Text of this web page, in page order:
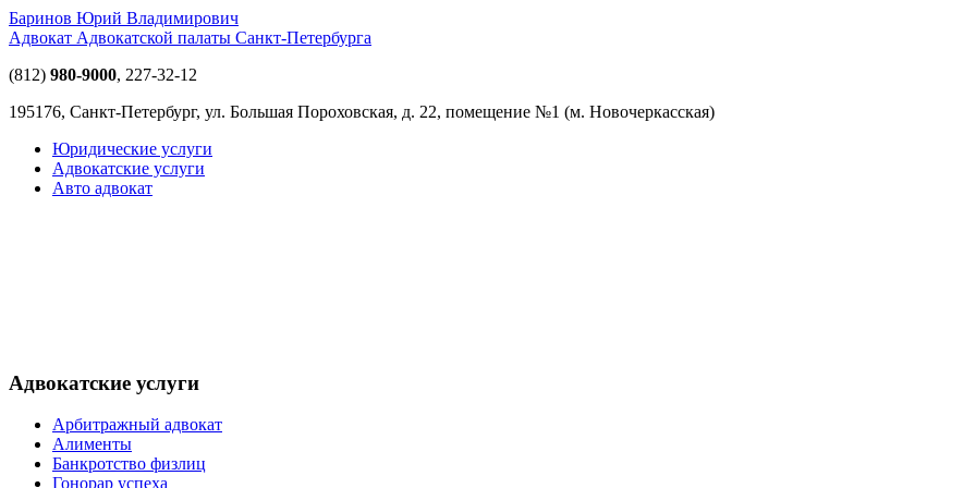
Баринов Юрий Владимирович
Адвокат Адвокатской палаты Санкт-Петербурга
(812) 980-9000, 227-32-12
195176, Санкт-Петербург, ул. Большая Пороховская, д. 22, помещение №1 (м. Новочеркасская)
Юридические услуги
Адвокатские услуги
Авто адвокат
Адвокатские услуги
Арбитражный адвокат
Алименты
Банкротство физлиц
Гонорар успеха